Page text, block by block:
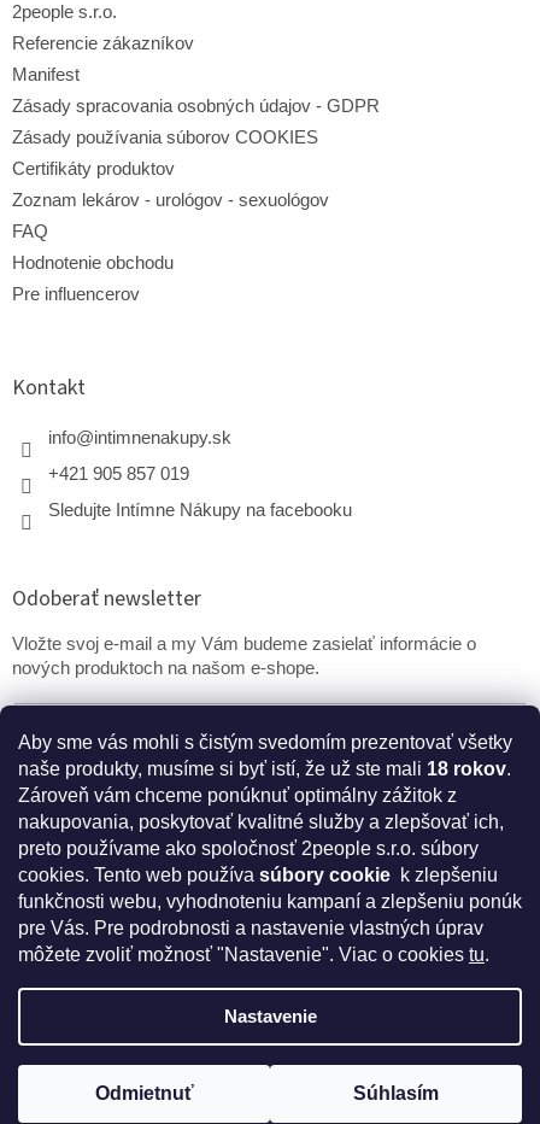
Aby sme vás mohli s čistým svedomím prezentovať všetky
naše produkty, musíme si byť istí, že už ste mali 18 rokov.
Zároveň vám chceme ponúknuť optimálny zážitok z
nakupovania, poskytovať kvalitné služby a zlepšovať ich,
preto používame ako spoločnosť 2people s.r.o. súbory
cookies. Tento web používa súbory cookie k zlepšeniu
funkčnosti webu, vyhodnoteniu kampaní a zlepšeniu ponúk
pre Vás. Pre podrobnosti a nastavenie vlastných úprav
môžete zvoliť možnosť "Nastavenie". Viac o cookies tu.
Nastavenie
Odmietnuť Súhlasím
2people s.r.o.
Referencie zákazníkov
Manifest
Zásady spracovania osobných údajov - GDPR
Zásady používania súborov COOKIES
Certifikáty produktov
Zoznam lekárov - urológov - sexuológov
FAQ
Hodnotenie obchodu
Pre influencerov
Kontakt
info@intimnenakupy.sk
+421 905 857 019
Sledujte Intímne Nákupy na facebooku
Odoberať newsletter
Vložte svoj e-mail a my Vám budeme zasielať informácie o
nových produktoch na našom e-shope.
PRIHLÁSIŤ SA
* Disclaimer: Bezpečnostné prehlásenie k výživovým
doplnkom a kozmetike
Vytvoril Shoptet
Copyright 2026IntímneNákupy.sk . Všetky práva vyhradené.